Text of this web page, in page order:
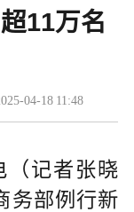
11万名
-04-18 11:48
（记者张晓
务部例行新